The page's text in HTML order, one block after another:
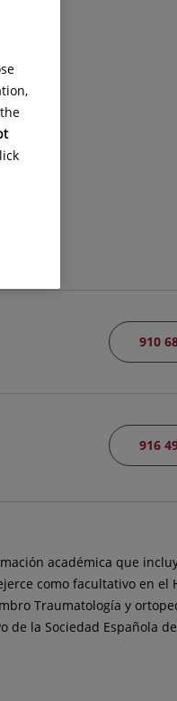
910
916
académica que
como facultativo en el
Traumatología y
de la Sociedad Española